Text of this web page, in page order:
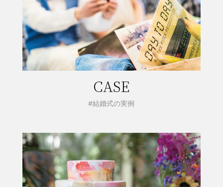
CASE
#結婚式の実例